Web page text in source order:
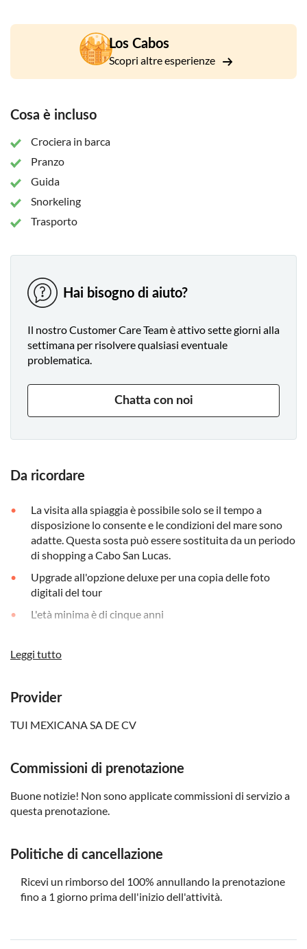
Los Cabos
Scopri altre esperienze
Cosa è incluso
Crociera in barca
Pranzo
Guida
Snorkeling
Trasporto
Hai bisogno di aiuto?
Il nostro Customer Care Team è attivo sette giorni alla
settimana per risolvere qualsiasi eventuale
problematica.
Chatta con noi
Da ricordare
La visita alla spiaggia è possibile solo se il tempo a
disposizione lo consente e le condizioni del mare sono
adatte. Questa sosta può essere sostituita da un periodo
di shopping a Cabo San Lucas.
Upgrade all'opzione deluxe per una copia delle foto
digitali del tour
L'età minima è di cinque anni
a persona, che deve essere pagata al molo.
baguette al prosciutto, al tacchino, al tonno o
vegetariana.
Non adatto a donne incinte
Non adatto a donne incinte o persone con problemi alla
Non adatto a persone che soffrono di mal d'auto
I bambini devono essere sotto la supervisione di un
Porta costume da bagno, asciugamano e crema solare
Leggi tutto
Provider
TUI MEXICANA SA DE CV
Commissioni di prenotazione
Buone notizie! Non sono applicate commissioni di servizio a
questa prenotazione.
Politiche di cancellazione
Ricevi un rimborso del 100% annullando la prenotazione
fino a 1 giorno prima dell'inizio dell'attività.